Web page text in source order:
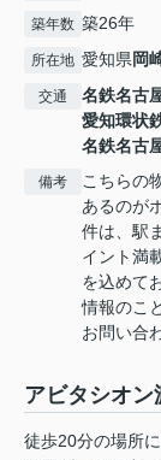
築年数 築26年
所在地 愛知県岡
交通 名鉄名古
愛知環状
名鉄名古
備考
こちらの
あるのが
件は、駅
イント満
を込めて
情報のこ
お問い合
アビタシオ
徒歩20分の場所